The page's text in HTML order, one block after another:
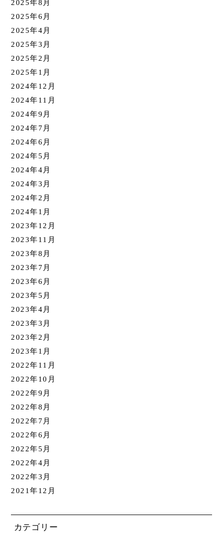
2025年8月
2025年6月
2025年4月
2025年3月
2025年2月
2025年1月
2024年12月
2024年11月
2024年9月
2024年7月
2024年6月
2024年5月
2024年4月
2024年3月
2024年2月
2024年1月
2023年12月
2023年11月
2023年8月
2023年7月
2023年6月
2023年5月
2023年4月
2023年3月
2023年2月
2023年1月
2022年11月
2022年10月
2022年9月
2022年8月
2022年7月
2022年6月
2022年5月
2022年4月
2022年3月
2021年12月
カテゴリー